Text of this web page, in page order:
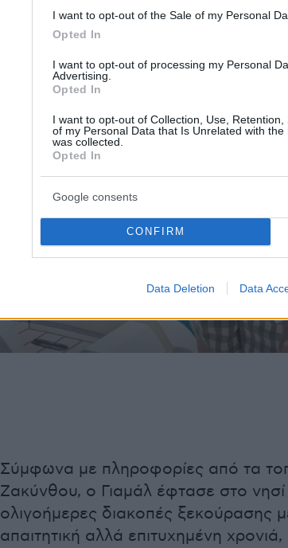
I want to opt-out of the Sale of my Personal
Opted In
I want to opt-out of processing my Personal
Advertising.
Opted In
I want to opt-out of Collection, Use,
of my Personal Data that Is Unrelated with
was collected.
Opted In
Google consents
CONFIRM
Data Deletion Data
Σύμφωνα με πληροφορίες από τα
Ζακύνθου, ο Γιαμάλ έφτασε στο νησί
ολιγοήμερες διακοπές ξεκούρασης
απαιτητική αλλά επιτυχημένη